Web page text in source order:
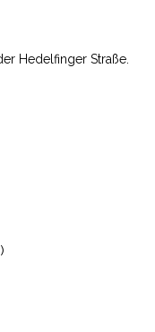
Hedelfinger Straße.